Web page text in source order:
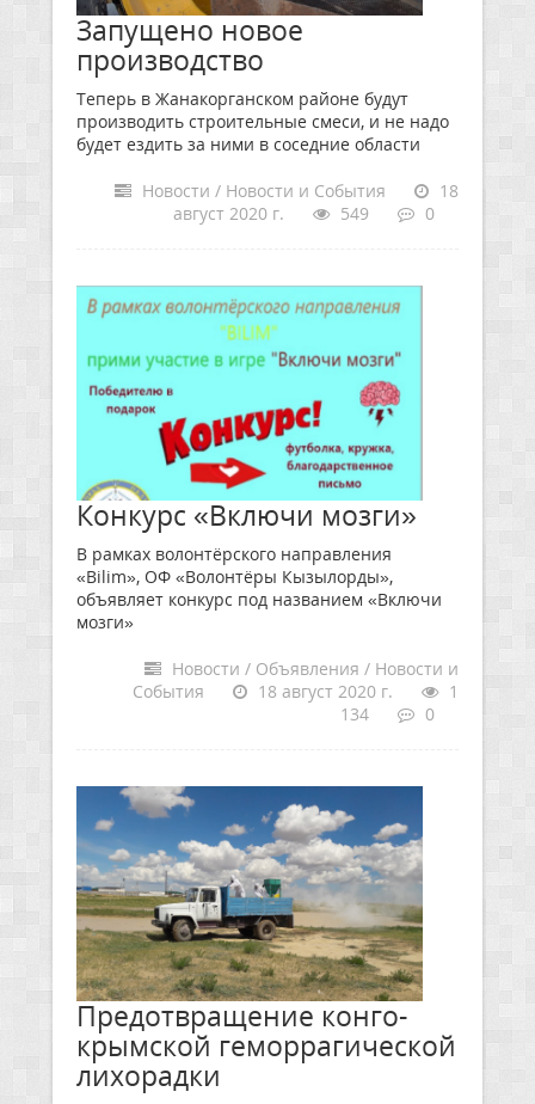
Запущено новое
производство
Теперь в Жанакорганском районе будут
производить строительные смеси, и не надо
будет ездить за ними в соседние области
Новости / Новости и События
18
август 2020 г.
549 0
Конкурс «Включи мозги»
В рамках волонтёрского направления
«Bilim», ОФ «Волонтёры Кызылорды»,
объявляет конкурс под названием «Включи
мозги»
Новости / Объявления / Новости и
События
18 август 2020 г.
1
134
0
Предотвращение конго-
крымской геморрагической
лихорадки